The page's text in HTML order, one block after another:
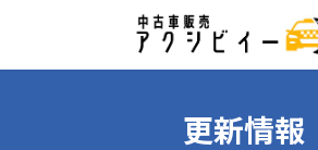
ン
ー
更新情報